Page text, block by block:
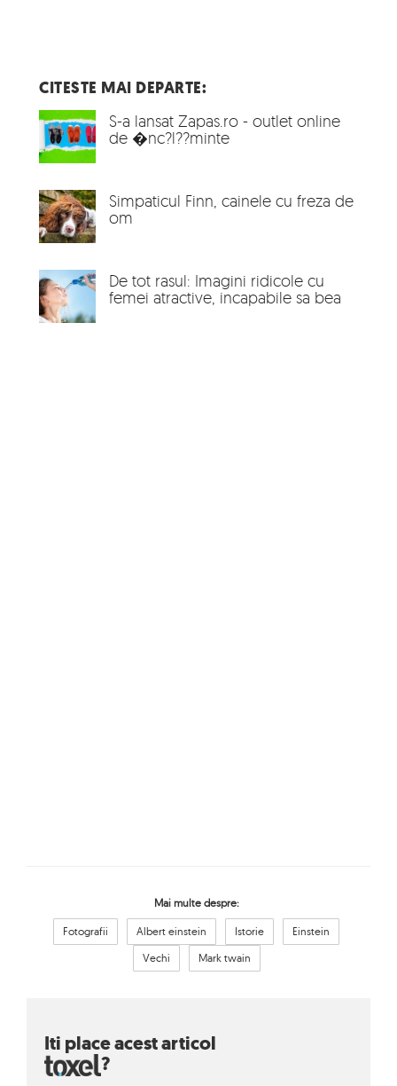
CITESTE MAI DEPARTE:
S-a lansat Zapas.ro - outlet online
de �nc?l??minte
Simpaticul Finn, cainele cu freza de
om
De tot rasul: Imagini ridicole cu
femei atractive, incapabile sa bea
Mai multe despre:
Fotografii Albert einstein Istorie
Einstein
Vechi
Mark twain
Iti place acest articol
?